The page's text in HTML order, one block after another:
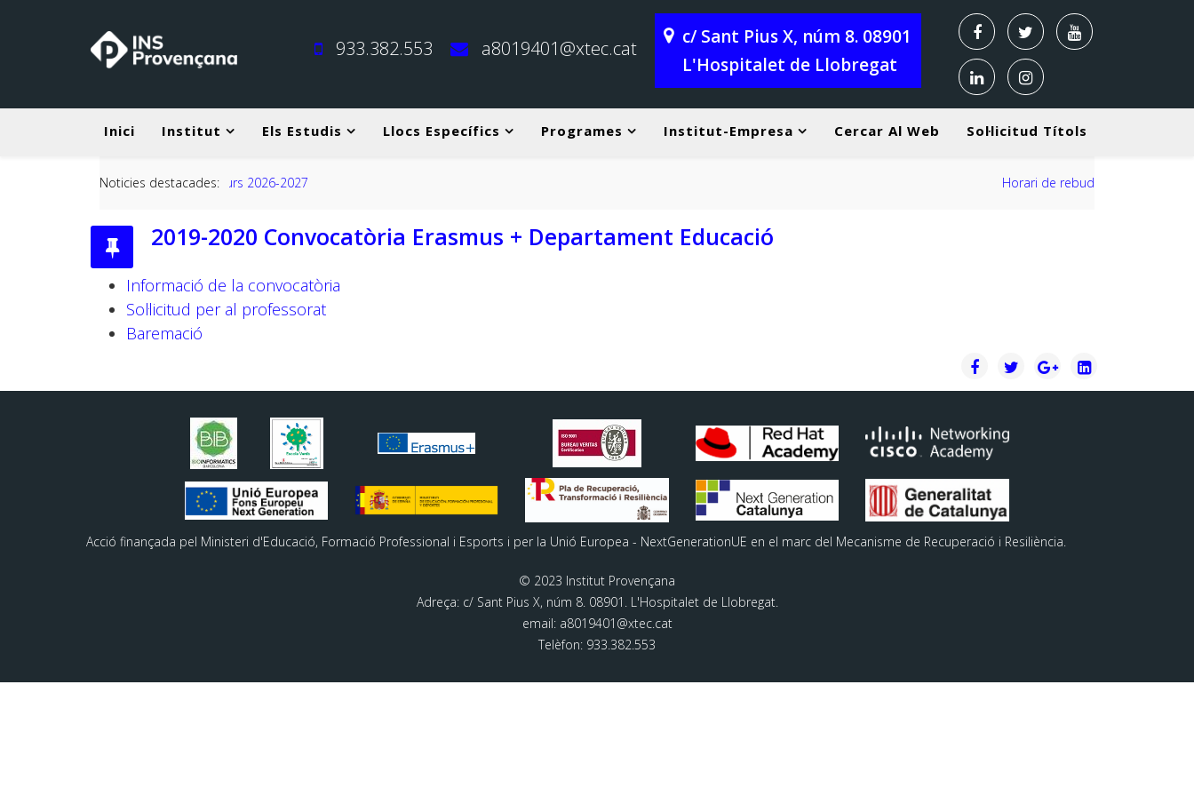
933.382.553 a8019401@xtec.cat
c/ Sant Pius X, núm 8. 08901
L'Hospitalet de Llobregat
Inici Institut Els Estudis Llocs Específics Programes Institut-Empresa Cercar Al Web Sol·licitud Títols
Noticies destacades:
2019-2020 Convocatòria Erasmus + Departament Educació
Informació de la convocatòria
Sol·licitud per al professorat
Baremació
Acció finançada pel Ministeri d'Educació, Formació Professional i Esports i per la Unió Europea - NextGenerationUE en el marc del Mecanisme de Recuperació i Resiliència.
© 2023 Institut Provençana
Adreça: c/ Sant Pius X, núm 8. 08901. L'Hospitalet de Llobregat.
email: a8019401@xtec.cat
Telèfon: 933.382.553